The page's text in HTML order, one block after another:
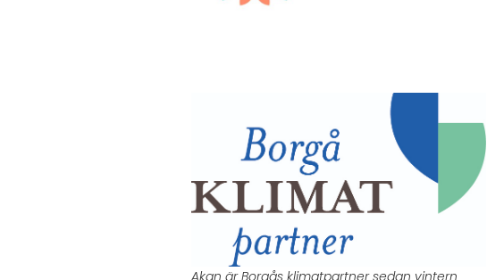
Akan är Borgås klimatpartner sedan vintern